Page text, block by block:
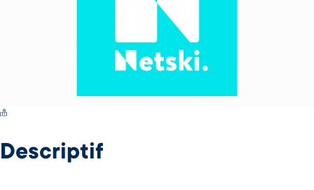
Switch Carte/Photos
Descriptif